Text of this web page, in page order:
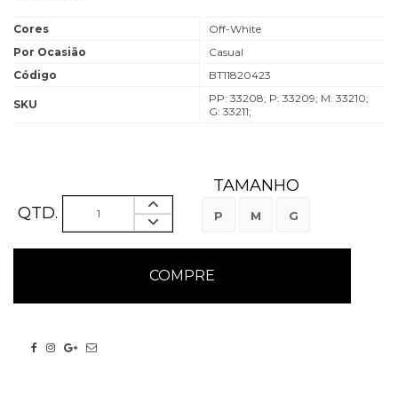
Cores
Off-White
Por Ocasião
Casual
Código
BT11820423
SKU
PP: 33208; P: 33209; M: 33210;
G: 33211;
QTD.
TAMANHO
P M G